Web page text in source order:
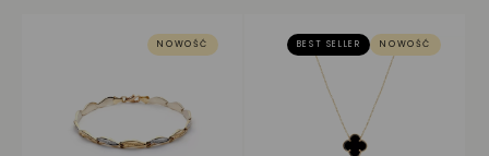
NOWOŚĆ BEST SELLER NOWOŚĆ